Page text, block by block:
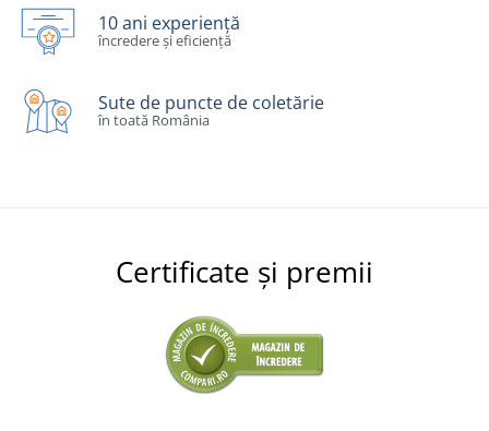
10 ani experiență
încredere și eficiență
Sute de puncte de coletărie
în toată România
Certificate și premii